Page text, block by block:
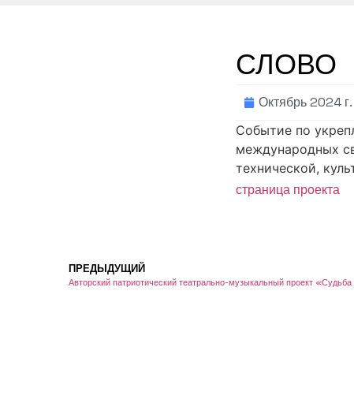
СЛОВО
Октябрь 2024 г.
Событие по
международных
технической,
страница проекта
ПРЕДЫДУЩИЙ
Авторский патриотический театрально-музыкальный проект